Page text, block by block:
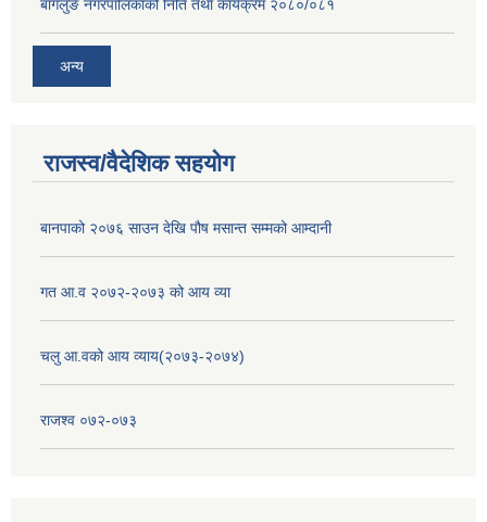
बागलुङ नगरपालिकाको निति तथा कार्यक्रम २०८०/०८१
अन्य
राजस्व/वैदेशिक सहयोग
बानपाको २०७६ साउन देखि पौष मसान्त सम्मको आम्दानी
गत आ.व २०७२-२०७३ को आय व्या
चलु आ.वको आय व्याय(२०७३-२०७४)
राजश्व ०७२-०७३